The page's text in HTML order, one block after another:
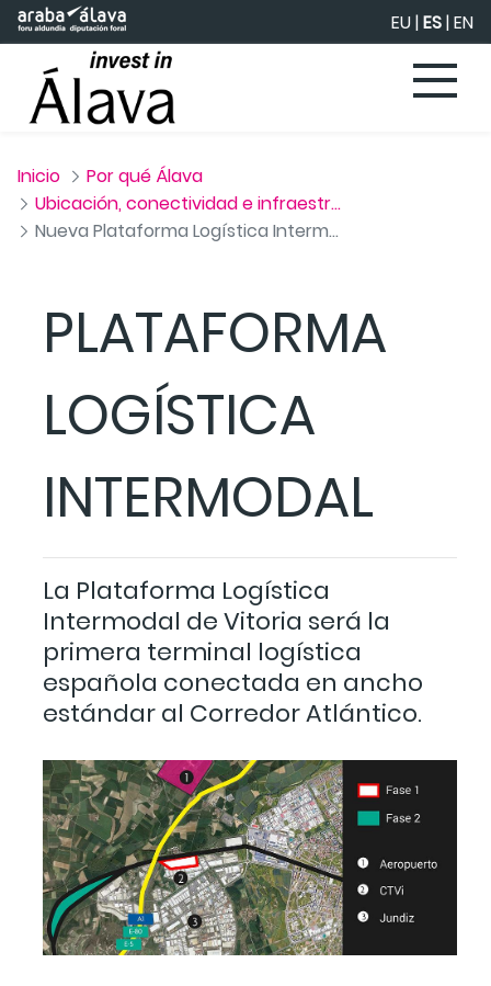
Saltar al contenido principal EU|ES|EN
Inicio
Por qué Álava
Ubicación, conectividad e infraestructuras
Nueva Plataforma Logística Intermodal de Vitoria
PLATAFORMA
LOGÍSTICA
INTERMODAL
La Plataforma Logística
Intermodal de Vitoria será la
primera terminal logística
española conectada en ancho
estándar al Corredor Atlántico.